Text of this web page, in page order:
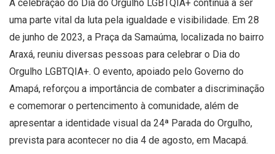
A celebração do Dia do Orgulho LGBTQIA+ continua a ser
uma parte vital da luta pela igualdade e visibilidade. Em 28
de junho de 2023, a Praça da Samaúma, localizada no bairro
Araxá, reuniu diversas pessoas para celebrar o Dia do
Orgulho LGBTQIA+. O evento, apoiado pelo Governo do
Amapá, reforçou a importância de combater a discriminação
e comemorar o pertencimento à comunidade, além de
apresentar a identidade visual da 24ª Parada do Orgulho,
prevista para acontecer no dia 4 de agosto, em Macapá.